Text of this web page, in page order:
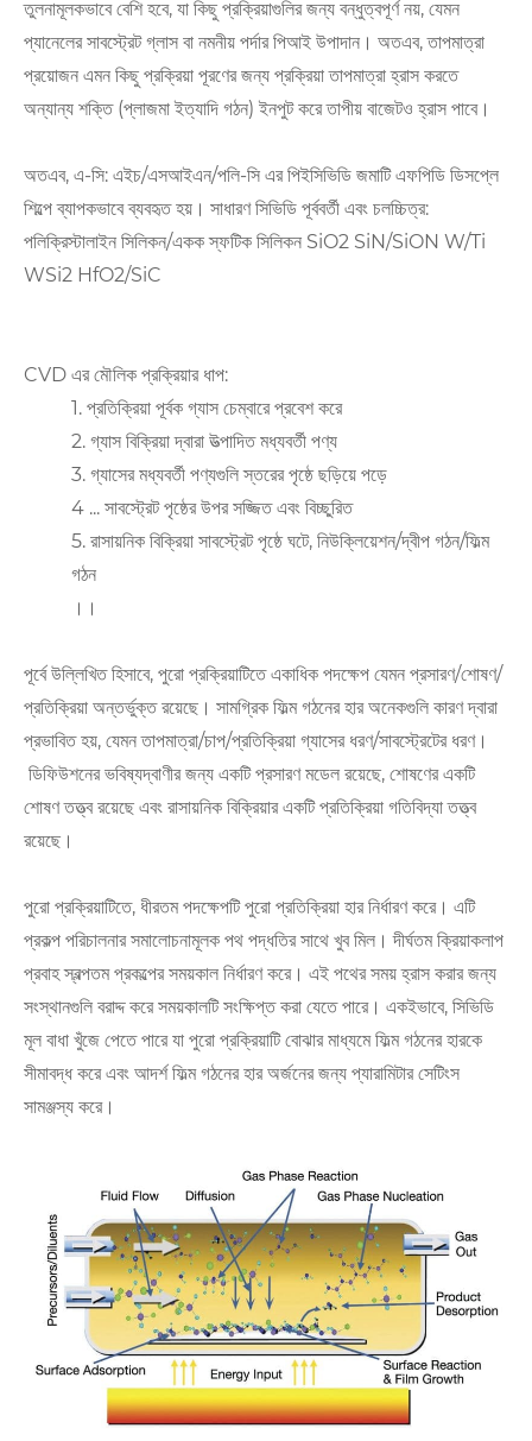
তুলনামূলকভাবে বেশি হবে, যা কিছু প্রক্রিয়াগুলির জন্য বন্ধুত্বপূর্ণ নয়, যেমন
প্যানেলের সাবস্ট্রেট গ্লাস বা নমনীয় পর্দার পিআই উপাদান। অতএব, তাপমাত্রা
প্রয়োজন এমন কিছু প্রক্রিয়া পূরণের জন্য প্রক্রিয়া তাপমাত্রা হ্রাস করতে
অন্যান্য শক্তি (প্লাজমা ইত্যাদি গঠন) ইনপুট করে তাপীয় বাজেটও হ্রাস পাবে।
অতএব, এ-সি: এইচ/এসআইএন/পলি-সি এর পিইসিভিডি জমাটি এফপিডি ডিসপ্লে
শিল্পে ব্যাপকভাবে ব্যবহৃত হয়। সাধারণ সিভিডি পূর্ববর্তী এবং চলচ্চিত্র:
পলিক্রিস্টালাইন সিলিকন/একক স্ফটিক সিলিকন SiO2 SiN/SiON W/Ti
WSi2 HfO2/SiC
CVD এর মৌলিক প্রক্রিয়ার ধাপ:
1. প্রতিক্রিয়া পূর্বক গ্যাস চেম্বারে প্রবেশ করে
2. গ্যাস বিক্রিয়া দ্বারা উত্পাদিত মধ্যবর্তী পণ্য
3. গ্যাসের মধ্যবর্তী পণ্যগুলি স্তরের পৃষ্ঠে ছড়িয়ে পড়ে
4 ... সাবস্ট্রেট পৃষ্ঠের উপর সজ্জিত এবং বিচ্ছুরিত
5. রাসায়নিক বিক্রিয়া সাবস্ট্রেট পৃষ্ঠে ঘটে, নিউক্লিয়েশন/দ্বীপ গঠন/ফিল্ম
গঠন
।।
পূর্বে উল্লিখিত হিসাবে, পুরো প্রক্রিয়াটিতে একাধিক পদক্ষেপ যেমন প্রসারণ/শোষণ/
প্রতিক্রিয়া অন্তর্ভুক্ত রয়েছে। সামগ্রিক ফিল্ম গঠনের হার অনেকগুলি কারণ দ্বারা
প্রভাবিত হয়, যেমন তাপমাত্রা/চাপ/প্রতিক্রিয়া গ্যাসের ধরণ/সাবস্ট্রেটের ধরণ।
ডিফিউশনের ভবিষ্যদ্বাণীর জন্য একটি প্রসারণ মডেল রয়েছে, শোষণের একটি
শোষণ তত্ত্ব রয়েছে এবং রাসায়নিক বিক্রিয়ার একটি প্রতিক্রিয়া গতিবিদ্যা তত্ত্ব
রয়েছে।
পুরো প্রক্রিয়াটিতে, ধীরতম পদক্ষেপটি পুরো প্রতিক্রিয়া হার নির্ধারণ করে। এটি
প্রকল্প পরিচালনার সমালোচনামূলক পথ পদ্ধতির সাথে খুব মিল। দীর্ঘতম ক্রিয়াকলাপ
প্রবাহ স্বল্পতম প্রকল্পের সময়কাল নির্ধারণ করে। এই পথের সময় হ্রাস করার জন্য
সংস্থানগুলি বরাদ্দ করে সময়কালটি সংক্ষিপ্ত করা যেতে পারে। একইভাবে, সিভিডি
মূল বাধা খুঁজে পেতে পারে যা পুরো প্রক্রিয়াটি বোঝার মাধ্যমে ফিল্ম গঠনের হারকে
সীমাবদ্ধ করে এবং আদর্শ ফিল্ম গঠনের হার অর্জনের জন্য প্যারামিটার সেটিংস
সামঞ্জস্য করে।